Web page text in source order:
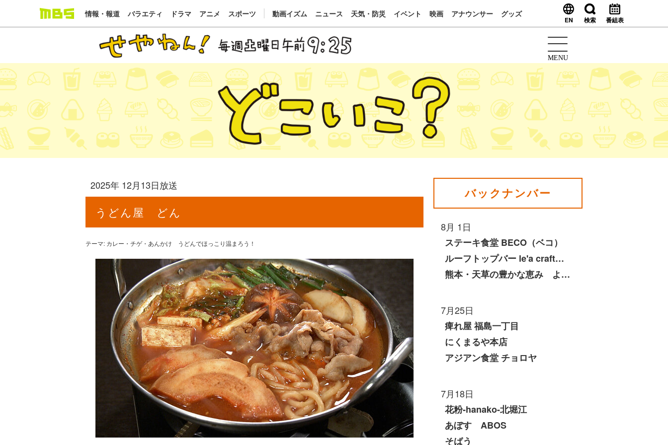
情報・報道 バラエティ ドラマ アニメ スポーツ 動画イズム ニュース 天気・防災 イベント 映画 アナウンサー グッズ
EN 検索 番組表
MENU
2025年 12月13日放送
うどん屋 どん
テーマ: カレー・チゲ・あんかけ うどんでほっこり温まろう！
バックナンバー
8月 1日
ステーキ食堂 BECO（ベコ）
ルーフトップバー le'a craft（レアクラフト）
熊本・天草の豊かな恵み よしたけ
7月25日
痺れ屋 福島一丁目
にくまるや本店
アジアン食堂 チョロヤ
7月18日
花粉-hanako-北堀江
あぼす ABOS
そばう